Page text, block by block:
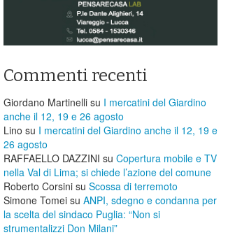
Commenti recenti
Giordano Martinelli su I mercatini del Giardino
anche il 12, 19 e 26 agosto
Lino su I mercatini del Giardino anche il 12, 19 e
26 agosto
RAFFAELLO DAZZINI su ​Copertura mobile e TV
nella Val di Lima; si chiede l’azione del comune
Roberto Corsini su Scossa di terremoto
Simone Tomei su ANPI, sdegno e condanna per
la scelta del sindaco Puglia: “Non si
strumentalizzi Don Milani”